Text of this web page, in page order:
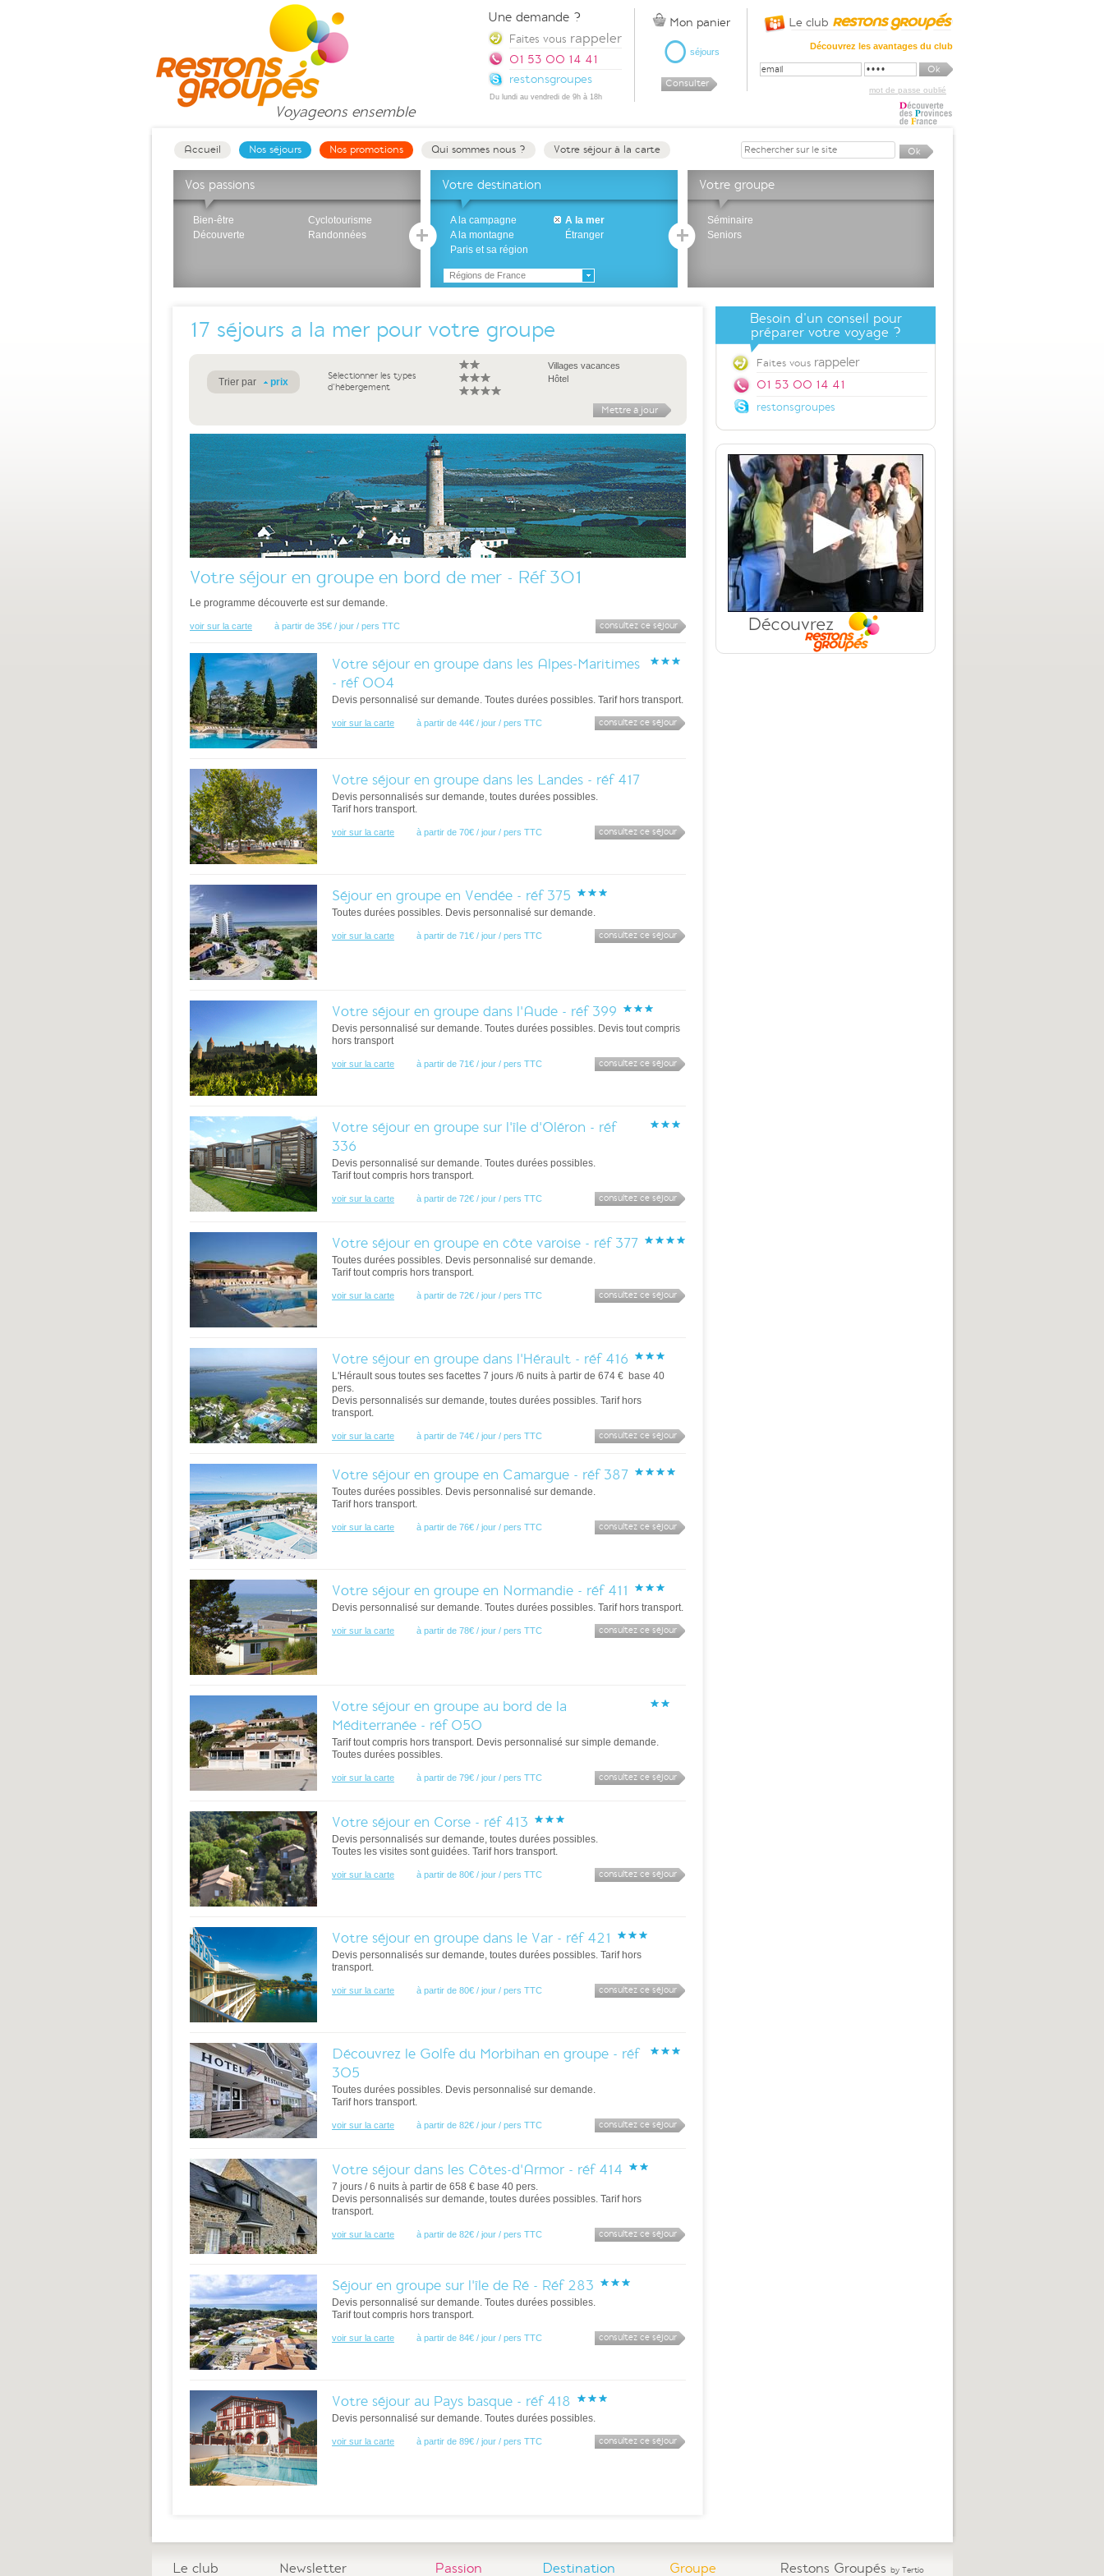
Voyageons ensemble
Accueil Nos séjours Nos promotions Qui sommes nous ? Votre séjour à la carte
Vos passions
Bien-être
Cyclotourisme
Découverte
Randonnées
Votre destination
A la campagne
A la mer
A la montagne
Étranger
Paris et sa région
Régions de France
Votre groupe
Séminaire
Seniors
17 séjours a la mer pour votre groupe
Trier par prix
Sélectionner les types
d'hébergement
Villages vacances
Hôtel
Votre séjour en groupe en bord de mer - Réf 301
Le programme découverte est sur demande.
voir sur la carte à partir de 35€ / jour / pers TTC consultez ce séjour
Votre séjour en groupe dans les Alpes-Maritimes
- réf 004
Devis personnalisé sur demande. Toutes durées possibles. Tarif hors transport.
voir sur la carte à partir de 44€ / jour / pers TTC consultez ce séjour
Votre séjour en groupe dans les Landes - réf 417
Devis personnalisés sur demande, toutes durées possibles.
Tarif hors transport.
voir sur la carte à partir de 70€ / jour / pers TTC consultez ce séjour
Séjour en groupe en Vendée - réf 375
Toutes durées possibles. Devis personnalisé sur demande.
voir sur la carte à partir de 71€ / jour / pers TTC consultez ce séjour
Votre séjour en groupe dans l'Aude - réf 399
Devis personnalisé sur demande. Toutes durées possibles. Devis tout compris
hors transport
voir sur la carte à partir de 71€ / jour / pers TTC consultez ce séjour
Votre séjour en groupe sur l'île d'Oléron - réf
336
Devis personnalisé sur demande. Toutes durées possibles.
Tarif tout compris hors transport.
voir sur la carte à partir de 72€ / jour / pers TTC consultez ce séjour
Votre séjour en groupe en côte varoise - réf 377
Toutes durées possibles. Devis personnalisé sur demande.
Tarif tout compris hors transport.
voir sur la carte à partir de 72€ / jour / pers TTC consultez ce séjour
Votre séjour en groupe dans l'Hérault - réf 416
L'Hérault sous toutes ses facettes 7 jours /6 nuits à partir de 674 € base 40
pers.
Devis personnalisés sur demande, toutes durées possibles. Tarif hors
transport.
voir sur la carte à partir de 74€ / jour / pers TTC consultez ce séjour
Votre séjour en groupe en Camargue - réf 387
Toutes durées possibles. Devis personnalisé sur demande.
Tarif hors transport.
voir sur la carte à partir de 76€ / jour / pers TTC consultez ce séjour
Votre séjour en groupe en Normandie - réf 411
Devis personnalisé sur demande. Toutes durées possibles. Tarif hors transport.
voir sur la carte à partir de 78€ / jour / pers TTC consultez ce séjour
Votre séjour en groupe au bord de la
Méditerranée - réf 050
Tarif tout compris hors transport. Devis personnalisé sur simple demande.
Toutes durées possibles.
voir sur la carte à partir de 79€ / jour / pers TTC consultez ce séjour
Votre séjour en Corse - réf 413
Devis personnalisés sur demande, toutes durées possibles.
Toutes les visites sont guidées. Tarif hors transport.
voir sur la carte à partir de 80€ / jour / pers TTC consultez ce séjour
Votre séjour en groupe dans le Var - réf 421
Devis personnalisés sur demande, toutes durées possibles. Tarif hors
transport.
voir sur la carte à partir de 80€ / jour / pers TTC consultez ce séjour
Découvrez le Golfe du Morbihan en groupe - réf
305
Toutes durées possibles. Devis personnalisé sur demande.
Tarif hors transport.
voir sur la carte à partir de 82€ / jour / pers TTC consultez ce séjour
Votre séjour dans les Côtes-d'Armor - réf 414
7 jours / 6 nuits à partir de 658 € base 40 pers.
Devis personnalisés sur demande, toutes durées possibles. Tarif hors
transport.
voir sur la carte à partir de 82€ / jour / pers TTC consultez ce séjour
Séjour en groupe sur l'île de Ré - Réf 283
Devis personnalisé sur demande. Toutes durées possibles.
Tarif tout compris hors transport.
voir sur la carte à partir de 84€ / jour / pers TTC consultez ce séjour
Votre séjour au Pays basque - réf 418
Devis personnalisé sur demande. Toutes durées possibles.
voir sur la carte à partir de 89€ / jour / pers TTC consultez ce séjour
Besoin d'un conseil pour
préparer votre voyage ?
Faites vous rappeler
01 53 00 14 41
restonsgroupes
Le club
Découvrez les avantages du club
mot de passe oublié
Mon panier
0 séjours
Consulter
Une demande ?
Faites vous rappeler
01 53 00 14 41
restonsgroupes
Du lundi au vendredi de 9h à 18h
Le club Newsletter Passion Destination Groupe Restons Groupés by Tertio